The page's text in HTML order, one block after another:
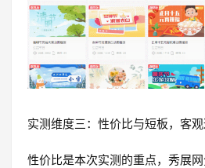
实测维度三：性价比与短板，客
性价比是本次实测的重点，秀展